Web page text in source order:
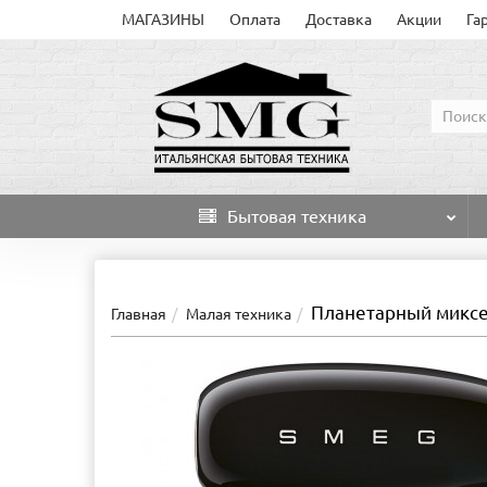
МАГАЗИНЫ Оплата Доставка Акции
Бытовая техника
Главная Малая техника Планетарный